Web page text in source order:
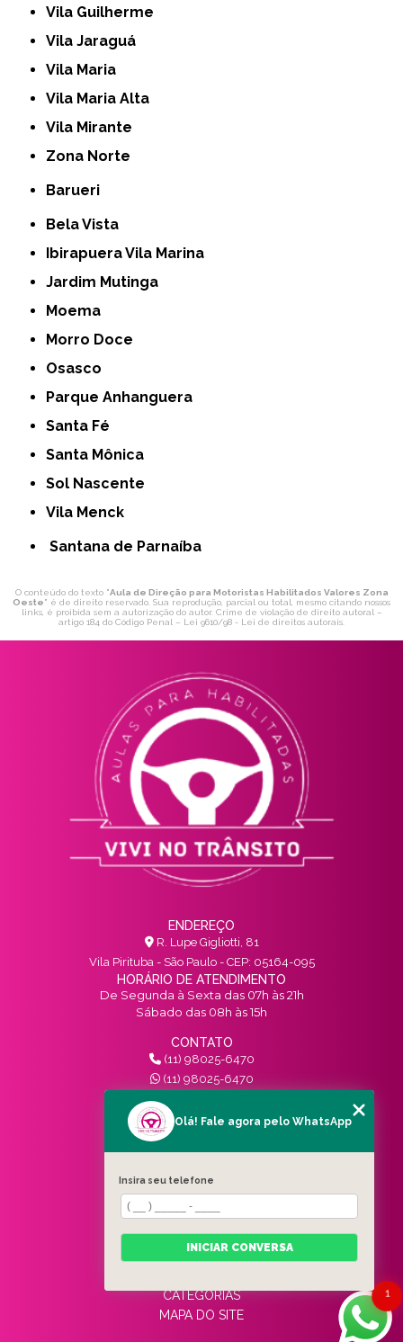
Vila Guilherme
Vila Jaraguá
Vila Maria
Vila Maria Alta
Vila Mirante
Zona Norte
Barueri
Bela Vista
Ibirapuera Vila Marina
Jardim Mutinga
Moema
Morro Doce
Osasco
Parque Anhanguera
Santa Fé
Santa Mônica
Sol Nascente
Vila Menck
Santana de Parnaíba
O conteúdo do texto "Aula de Direção para Motoristas Habilitados Valores Zona
Oeste" é de direito reservado. Sua reprodução, parcial ou total, mesmo citando nossos
links, é proibida sem a autorização do autor. Crime de violação de direito autoral –
artigo 184 do Código Penal – Lei 9610/98 - Lei de direitos autorais.
ENDEREÇO
R. Lupe Gigliotti, 81
Vila Pirituba - São Paulo - CEP: 05164-095
HORÁRIO DE ATENDIMENTO
De Segunda à Sexta das 07h às 21h
Sábado das 08h às 15h
CONTATO
(11) 98025-6470
(11) 98025-6470
contato@vivinotransito.com.br
SIGA-NOS!
MENU
HOME
QUEM SOMOS
SERVIÇOS
BLOG
CATEGORIAS
MAPA DO SITE
1
Olá! Fale agora pelo WhatsApp
Insira seu telefone
INICIAR CONVERSA